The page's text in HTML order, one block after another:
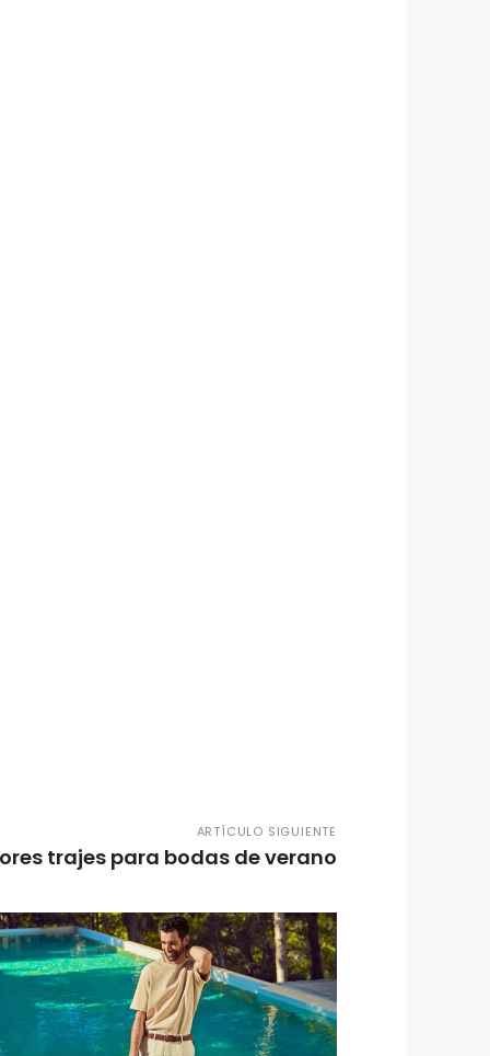
ARTÍCULO SIGUIENTE
trajes para bodas de verano